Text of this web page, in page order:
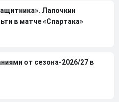
Лапочкин
в матче «Спартака»
от сезона-2026/27 в